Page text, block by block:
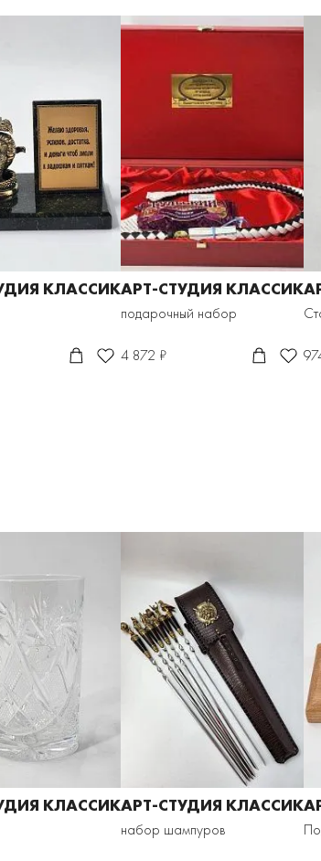
КЛАССИКАРТ-СТУДИЯ КЛАССИК
подарочный набор
4 872 ₽
КЛАССИКАРТ-СТУДИЯ КЛАССИК
набор шампуров